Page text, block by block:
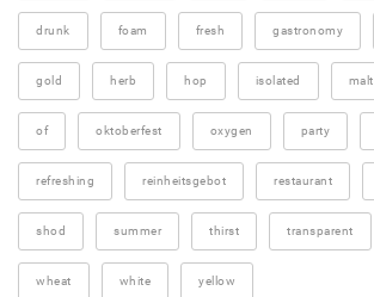
drunk foam fresh gastronomy
gold herb hop isolated malt
of oktoberfest oxygen party
refreshing reinheitsgebot restaurant
shod summer thirst transparent
wheat white yellow